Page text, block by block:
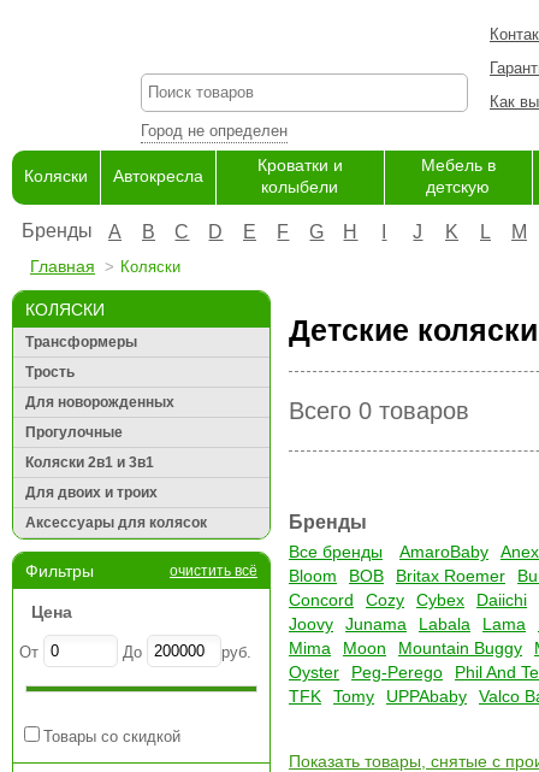
Город не определен
Как
Коляски Автокресла
Кроватки и
колыбели
Мебель в
детскую
Бренды A B C D E F G H J K L M
Главная Коляски
КОЛЯСКИ
Трансформеры
Трость
Для новорожденных
Прогулочные
Коляски 2в1 и 3в1
Для двоих и троих
Аксессуары для колясок
Фильтры очистить всё
Цена
От До руб.
Товары со скидкой
Детские коляски
Всего 0 товаров
Бренды
Все бренды AmaroBaby
Anex
Bloom
BOB Britax Roemer
Concord
Cozy Cybex
Daiichi
Joovy
Junama Labala Lama
Mima
Moon Mountain Buggy
Oyster
Peg-Perego
Phil And
TFK
Tomy UPPAbaby Valco
Показать товары, снятые с